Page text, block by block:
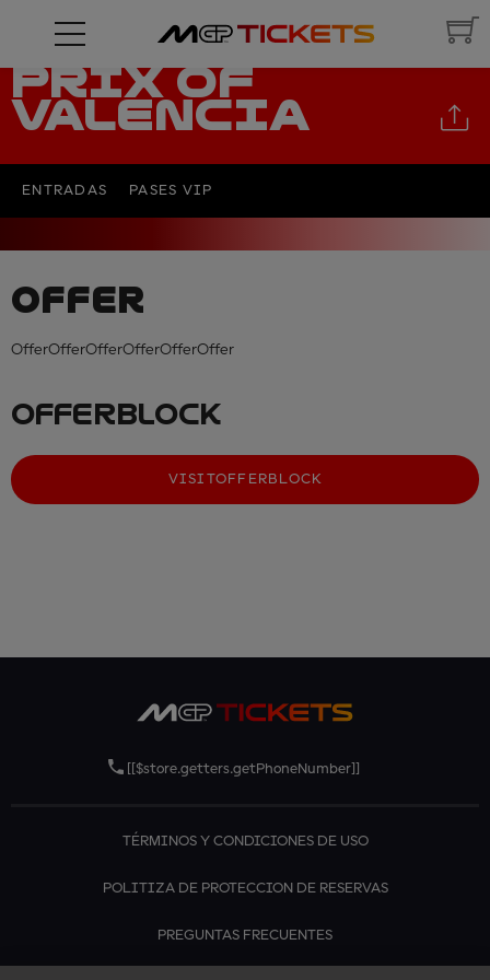
MOTUL GRAND
PRIX OF
VALENCIA
ENTRADAS PASES VIP
OFFER
OfferOfferOfferOfferOfferOffer
OFFERBLOCK
VISITOFFERBLOCK
[[$store.getters.getPhoneNumber]]
TÉRMINOS Y CONDICIONES DE USO
POLITIZA DE PROTECCION DE RESERVAS
PREGUNTAS FRECUENTES